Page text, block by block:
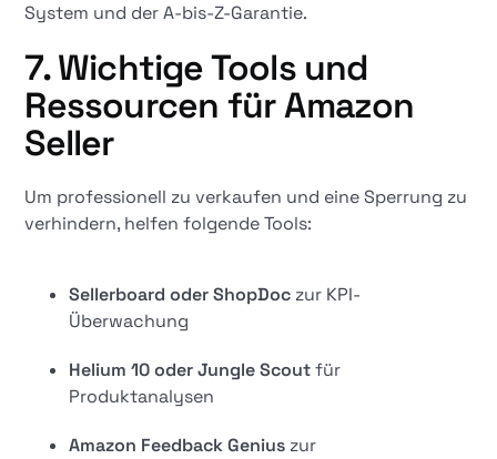
System und der A-bis-Z-Garantie.
7. Wichtige Tools und
Ressourcen für Amazon
Seller
Um professionell zu verkaufen und eine Sperrung zu
verhindern, helfen folgende Tools:
Sellerboard oder ShopDoc zur KPI-
Überwachung
Helium 10 oder Jungle Scoutfür
Produktanalysen
Amazon Feedback Genius zur